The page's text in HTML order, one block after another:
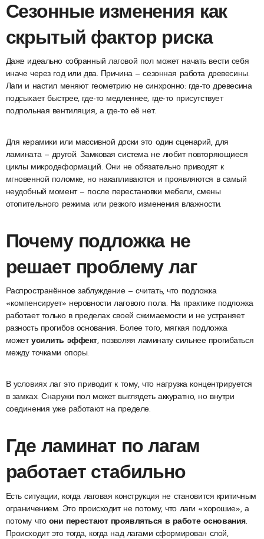
Сезонные изменения как
скрытый фактор риска
Даже идеально собранный лаговой пол может начать вести себя
иначе через год или два. Причина — сезонная работа древесины.
Лаги и настил меняют геометрию не синхронно: где-то древесина
подсыхает быстрее, где-то медленнее, где-то присутствует
подпольная вентиляция, а где-то её нет.
Для керамики или массивной доски это один сценарий, для
ламината — другой. Замковая система не любит повторяющиеся
циклы микродеформаций. Они не обязательно приводят к
мгновенной поломке, но накапливаются и проявляются в самый
неудобный момент — после перестановки мебели, смены
отопительного режима или резкого изменения влажности.
Почему подложка не
решает проблему лаг
Распространённое заблуждение — считать, что подложка
«компенсирует» неровности лагового пола. На практике подложка
работает только в пределах своей сжимаемости и не устраняет
разность прогибов основания. Более того, мягкая подложка
можетусилить эффект, позволяя ламинату сильнее прогибаться
между точками опоры.
В условиях лаг это приводит к тому, что нагрузка концентрируется
в замках. Снаружи пол может выглядеть аккуратно, но внутри
соединения уже работают на пределе.
Где ламинат по лагам
работает стабильно
Есть ситуации, когда лаговая конструкция не становится критичным
ограничением. Это происходит не потому, что лаги «хорошие», а
потому что они перестают проявляться в работе основания.
Происходит это тогда, когда над лагами сформирован слой,